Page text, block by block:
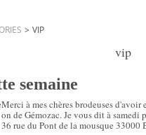
> VIP
vip
semaine
Merci à mes chères brodeuses
on de Gémozac. Je vous dit à
36 rue du Pont de la mousque 33000